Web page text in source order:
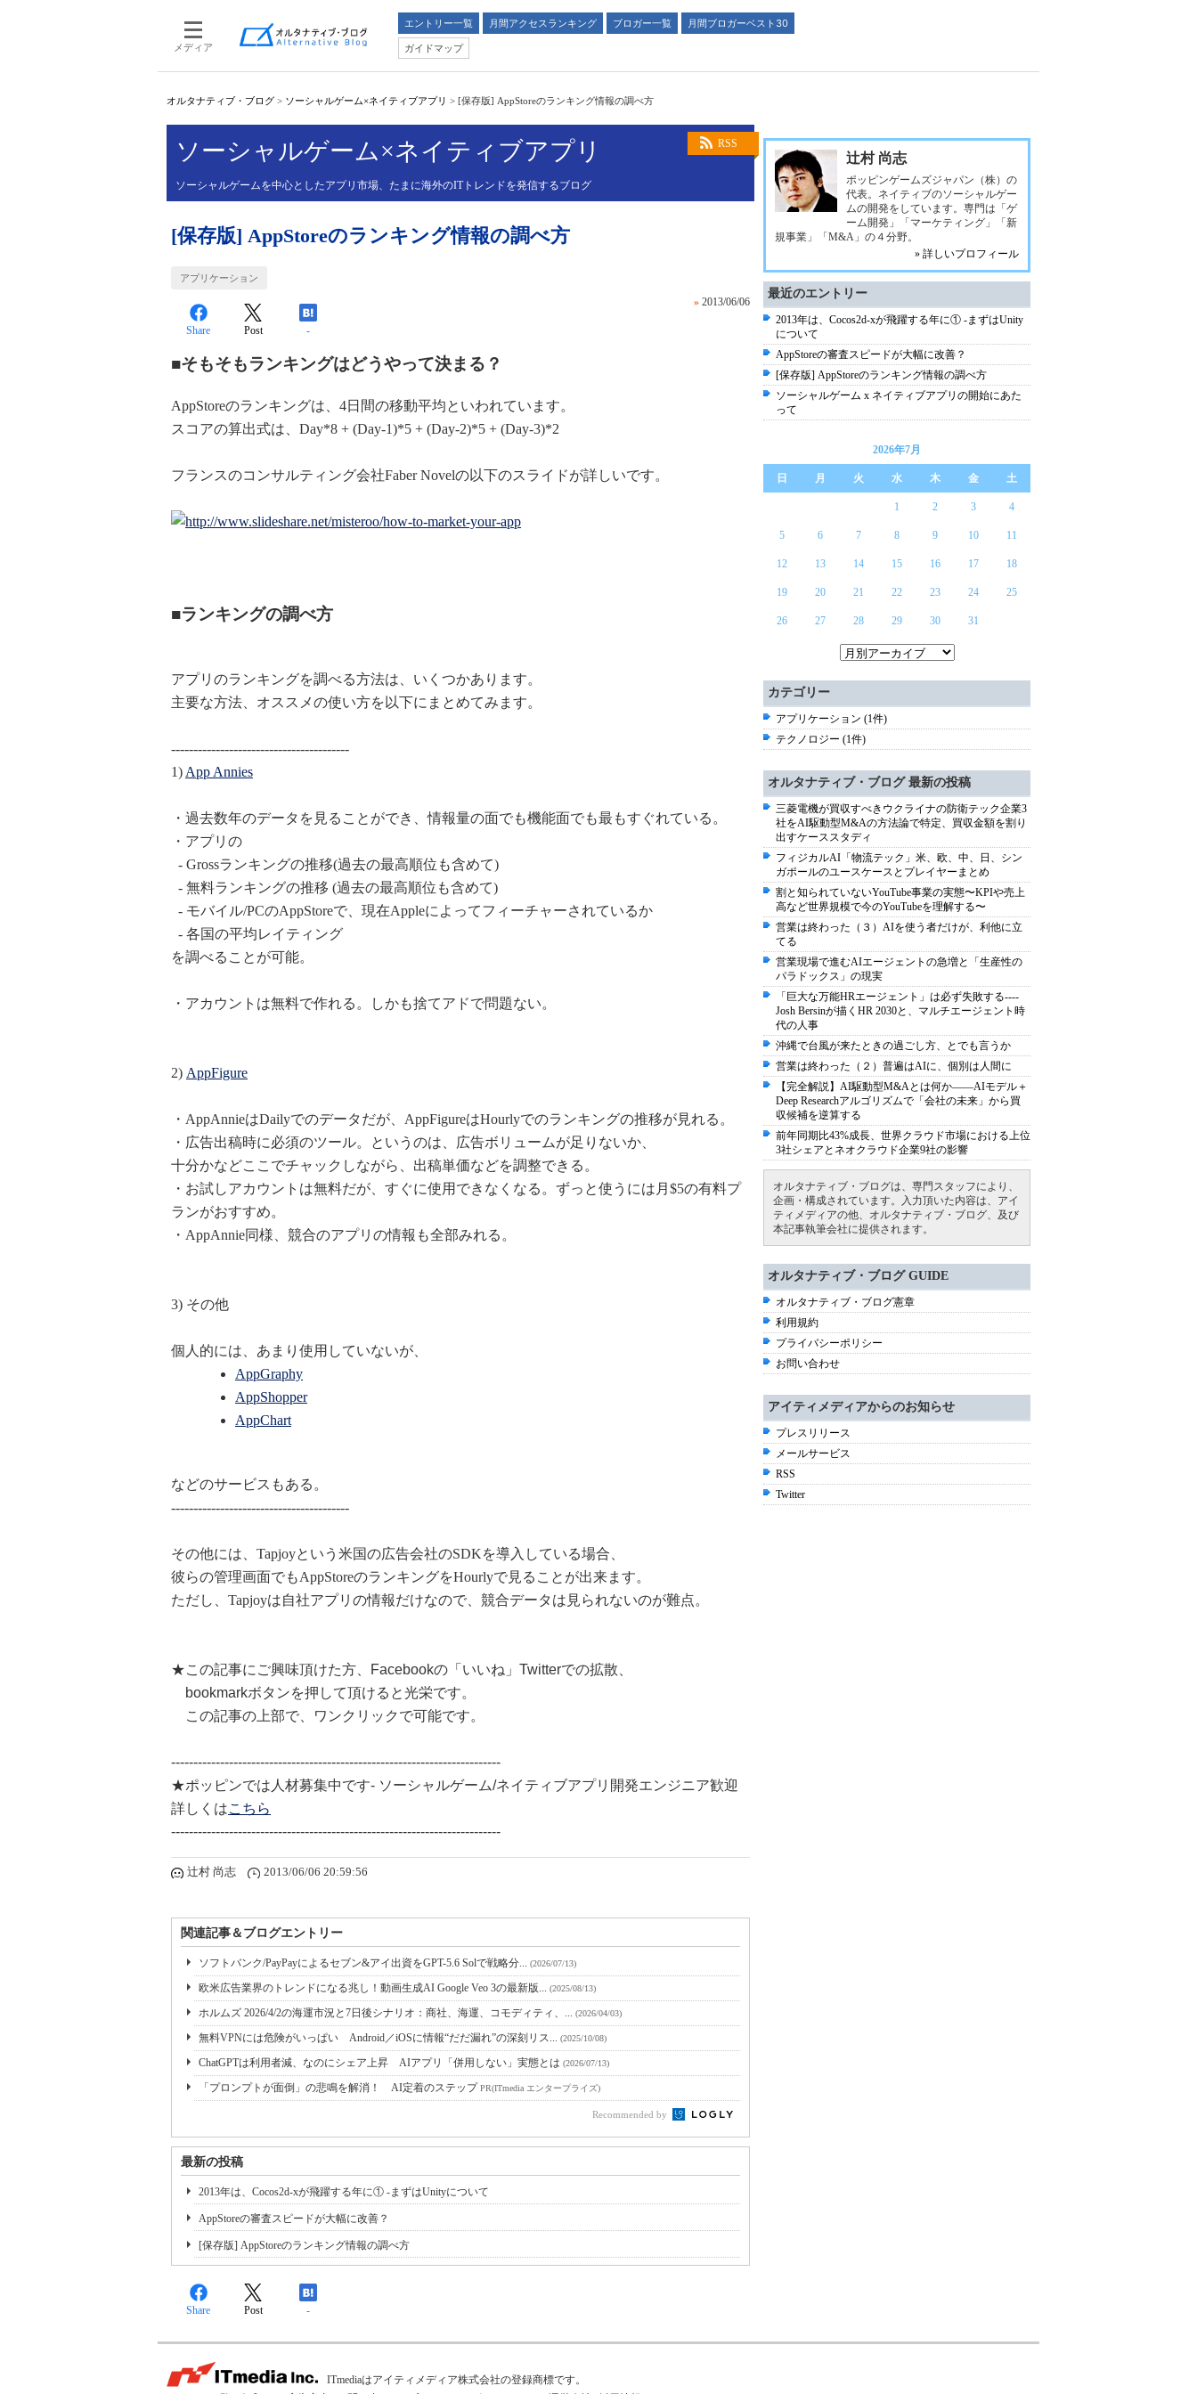
メディア
エントリー一覧 月間アクセスランキング ブロガー一覧
月間ブロガーベスト30
ガイドマップ
オルタナティブ・ブログ > ソーシャルゲーム×ネイティブアプリ > [保存版] AppStoreのランキング情報の調べ方
RSS
ソーシャルゲーム×ネイティブアプリ
ソーシャルゲームを中心としたアプリ市場、たまに海外のITトレンドを発信するブログ
[保存版] AppStoreのランキング情報の調べ方
アプリケーション
» 2013/06/06
Share Post -
■そもそもランキングはどうやって決まる？
AppStoreのランキングは、4日間の移動平均といわれています。
スコアの算出式は、Day*8 + (Day-1)*5 + (Day-2)*5 + (Day-3)*2
フランスのコンサルティング会社Faber Novelの以下のスライドが詳しいです。
■ランキングの調べ方
アプリのランキングを調べる方法は、いくつかあります。
主要な方法、オススメの使い方を以下にまとめてみます。
----------------------------------------
1) App Annies
・過去数年のデータを見ることができ、情報量の面でも機能面でも最もすぐれている。
・アプリの
- Grossランキングの推移(過去の最高順位も含めて)
- 無料ランキングの推移 (過去の最高順位も含めて)
- モバイル/PCのAppStoreで、現在Appleによってフィーチャーされているか
- 各国の平均レイティング
を調べることが可能。
・アカウントは無料で作れる。しかも捨てアドで問題ない。
2) AppFigure
・AppAnnieはDailyでのデータだが、AppFigureはHourlyでのランキングの推移が見れる。
・広告出稿時に必須のツール。というのは、広告ボリュームが足りないか、
十分かなどここでチャックしながら、出稿単価などを調整できる。
・お試しアカウントは無料だが、すぐに使用できなくなる。ずっと使うには月$5の有料プ
ランがおすすめ。
・AppAnnie同様、競合のアプリの情報も全部みれる。
3) その他
個人的には、あまり使用していないが、
AppGraphy
AppShopper
AppChart
などのサービスもある。
----------------------------------------
その他には、Tapjoyという米国の広告会社のSDKを導入している場合、
彼らの管理画面でもAppStoreのランキングをHourlyで見ることが出来ます。
ただし、Tapjoyは自社アプリの情報だけなので、競合データは見られないのが難点。
★この記事にご興味頂けた方、Facebookの「いいね」Twitterでの拡散、
bookmarkボタンを押して頂けると光栄です。
この記事の上部で、ワンクリックで可能です。
--------------------------------------------------------------------------
★ポッピンでは人材募集中です- ソーシャルゲーム/ネイティブアプリ開発エンジニア歓迎
詳しくはこちら
--------------------------------------------------------------------------
辻村 尚志 2013/06/06 20:59:56
関連記事＆ブログエントリー
ソフトバンク/PayPayによるセブン&アイ出資をGPT-5.6 Solで戦略分... (2026/07/13)
欧米広告業界のトレンドになる兆し！動画生成AI Google Veo 3の最新版... (2025/08/13)
ホルムズ 2026/4/2の海運市況と7日後シナリオ：商社、海運、コモディティ、... (2026/04/03)
無料VPNには危険がいっぱい Android／iOSに情報“だだ漏れ”の深刻リス... (2025/10/08)
ChatGPTは利用者減、なのにシェア上昇 AIアプリ「併用しない」実態とは (2026/07/13)
「プロンプトが面倒」の悲鳴を解消！ AI定着のステップPR(ITmedia エンタープライズ)
Recommended by
最新の投稿
2013年は、Cocos2d-xが飛躍する年に① -まずはUnityについて
AppStoreの審査スピードが大幅に改善？
[保存版] AppStoreのランキング情報の調べ方
Share Post -
辻村 尚志
ポッピンゲームズジャパン（株）の
代表。ネイティブのソーシャルゲー
ムの開発をしています。専門は「ゲ
ーム開発」「マーケティング」「新
規事業」「M&A」の４分野。
» 詳しいプロフィール
最近のエントリー
2013年は、Cocos2d-xが飛躍する年に① -まずはUnity
について
AppStoreの審査スピードが大幅に改善？
[保存版] AppStoreのランキング情報の調べ方
ソーシャルゲーム x ネイティブアプリの開始にあた
って
2026年7月
日 月 火 水 木 金 土
1 2 3 4
5 6 7 8 9 10 11
12 13 14 15 16 17 18
19 20 21 22 23 24 25
26 27 28 29 30 31
カテゴリー
アプリケーション (1件)
テクノロジー (1件)
オルタナティブ・ブログ 最新の投稿
三菱電機が買収すべきウクライナの防衛テック企業3
社をAI駆動型M&Aの方法論で特定、買収金額を割り
出すケーススタディ
フィジカルAI「物流テック」米、欧、中、日、シン
ガポールのユースケースとプレイヤーまとめ
割と知られていないYouTube事業の実態〜KPIや売上
高など世界規模で今のYouTubeを理解する〜
営業は終わった（３）AIを使う者だけが、利他に立
てる
営業現場で進むAIエージェントの急増と「生産性の
パラドックス」の現実
「巨大な万能HRエージェント」は必ず失敗する----
Josh Bersinが描くHR 2030と、マルチエージェント時
代の人事
沖縄で台風が来たときの過ごし方、とでも言うか
営業は終わった（２）普遍はAIに、個別は人間に
【完全解説】AI駆動型M&Aとは何か――AIモデル＋
Deep Researchアルゴリズムで「会社の未来」から買
収候補を逆算する
前年同期比43%成長、世界クラウド市場における上位
3社シェアとネオクラウド企業9社の影響
オルタナティブ・ブログは、専門スタッフにより、
企画・構成されています。入力頂いた内容は、アイ
ティメディアの他、オルタナティブ・ブログ、及び
本記事執筆会社に提供されます。
オルタナティブ・ブログ GUIDE
オルタナティブ・ブログ憲章
利用規約
プライバシーポリシー
お問い合わせ
アイティメディアからのお知らせ
プレスリリース
メールサービス
RSS
Twitter
ITmediaはアイティメディア株式会社の登録商標です。